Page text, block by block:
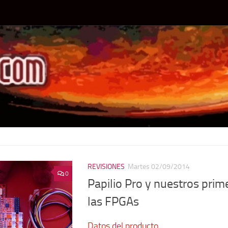
0
REVISIONES Martes 02/09/2014
Papilio Pro y nuestros
las FPGAs